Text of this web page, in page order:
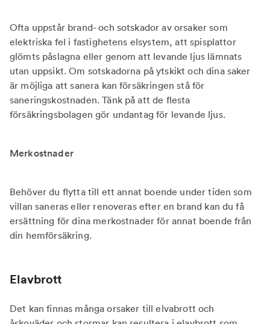
Ofta uppstår brand- och sotskador av orsaker som
elektriska fel i fastighetens elsystem, att spisplattor
glömts påslagna eller genom att levande ljus lämnats
utan uppsikt. Om sotskadorna på ytskikt och dina saker
är möjliga att sanera kan försäkringen stå för
saneringskostnaden. Tänk på att de flesta
försäkringsbolagen gör undantag för levande ljus.
Merkostnader
Behöver du flytta till ett annat boende under tiden som
villan saneras eller renoveras efter en brand kan du få
ersättning för dina merkostnader för annat boende från
din hemförsäkring.
Elavbrott
Det kan finnas många orsaker till elvabrott och